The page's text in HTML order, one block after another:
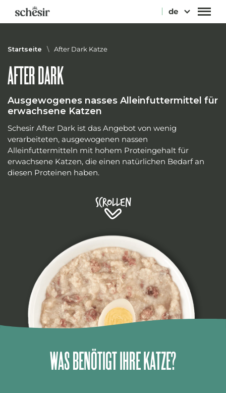
zum
de
Startseite \ After Dark Katze
AFTER DARK
Ausgewogenes nasses Alleinfuttermittel für
erwachsene Katzen
Schesir After Dark ist das Angebot von wenig
verarbeiteten, ausgewogenen nassen
Alleinfuttermitteln mit hohem Proteingehalt für
erwachsene Katzen, die einen natürlichen Bedarf an
diesen Proteinen haben.
Scrollen
WAS BENÖTIGT IHRE KATZE?